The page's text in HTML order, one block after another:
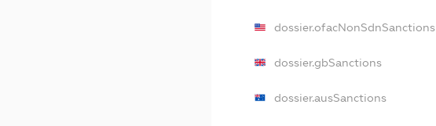
dossier.ofacNonSdnSanctions
dossier.gbSanctions
dossier.ausSanctions